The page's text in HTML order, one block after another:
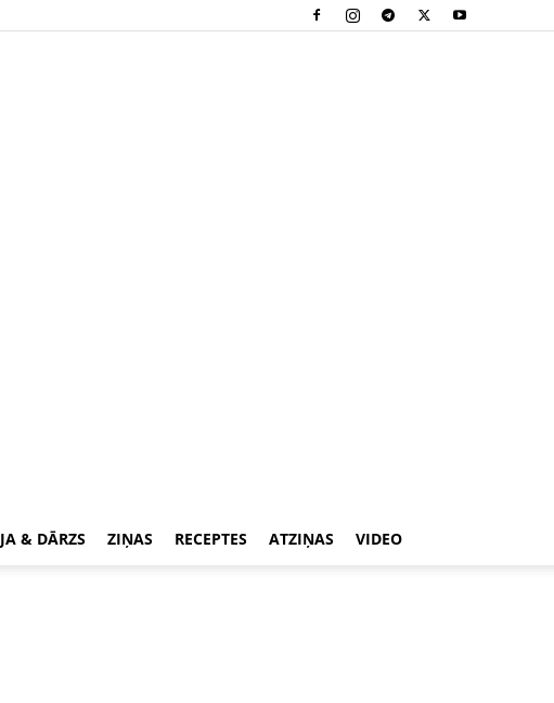
& DĀRZS ZIŅAS RECEPTES ATZIŅAS VIDEO